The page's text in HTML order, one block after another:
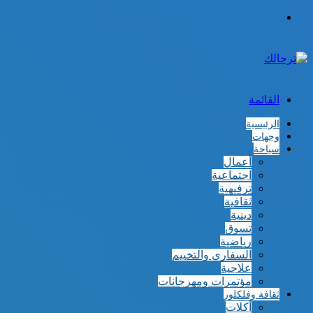
القائمة
الرئيسية
وجهات
سياحة
أعمال
اجتماعية
ترفيهية
ثقافية
دينية
تسوق
رياضية
السفاري والتخييم
علاجية
مؤتمرات ومهرجانات
ثقافة وفلكلور
أكلات